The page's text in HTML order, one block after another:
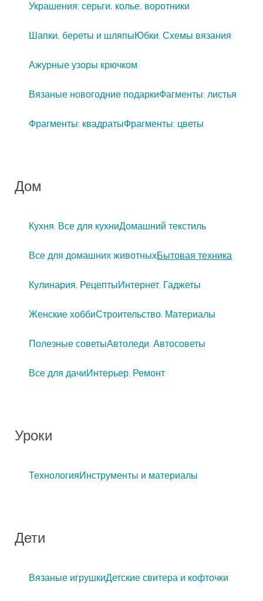
Украшения: серьги, колье, воротники
Шапки, береты и шляпыЮбки. Схемы вязания
Ажурные узоры крючком
Вязаные новогодние подаркиФагменты: листья
Фрагменты: квадратыФрагменты: цветы
Дом
Кухня. Все для кухниДомашний текстиль
Все для домашних животныхБытовая техника
Кулинария. РецептыИнтернет. Гаджеты
Женские хоббиСтроительство. Материалы
Полезные советыАвтоледи. Автосоветы
Все для дачиИнтерьер. Ремонт
Уроки
ТехнологияИнструменты и материалы
Дети
Вязаные игрушкиДетские свитера и кофточки